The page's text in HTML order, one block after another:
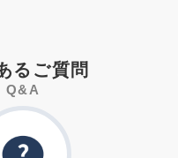
るご質問
Q&A